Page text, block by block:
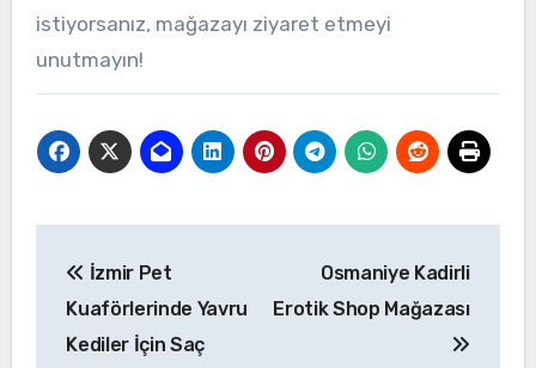
istiyorsanız, mağazayı ziyaret etmeyi
unutmayın!
gezinmesi
İzmir Pet
Kuaförlerinde Yavru
Kediler İçin Saç
Osmaniye Kadirli
Erotik Shop Mağazası